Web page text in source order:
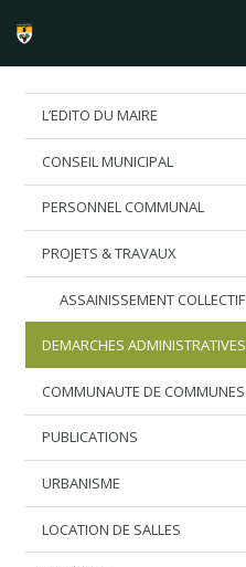
L’EDITO DU MAIRE
CONSEIL MUNICIPAL
PERSONNEL COMMUNAL
PROJETS & TRAVAUX
ASSAINISSEMENT COLLECTIF
DEMARCHES ADMINISTRATIVES
COMMUNAUTE DE COMMUNES
PUBLICATIONS
URBANISME
LOCATION DE SALLES